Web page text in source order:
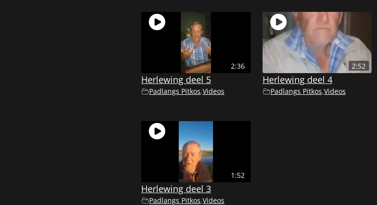
2:36
Herlewing deel 5
Padlangs Pitkos,Videos
2:52
Herlewing deel 4
Padlangs Pitkos,Videos
1:52
Herlewing deel 3
Padlangs Pitkos,Videos